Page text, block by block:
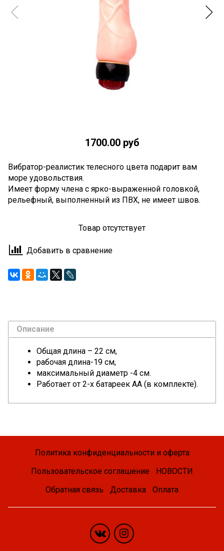
1700.00 руб
Вибратор-реалистик телесного цвета подарит вам
море удовольствия.
Имеет форму члена с ярко-выраженной головкой,
рельефный, выполненный из ПВХ, не имеет швов.
Товар отсутствует
Добавить в сравнение
Описание
Общая длина – 22 см,
рабочая длина-19 см,
максимальный диаметр -4 см.
Работает от 2-х батареек АА (в комплекте).
Политика конфиденциальности и оферта
Пользовательское соглашение
НОВОСТИ
Обратная связь
Доставка Оплата